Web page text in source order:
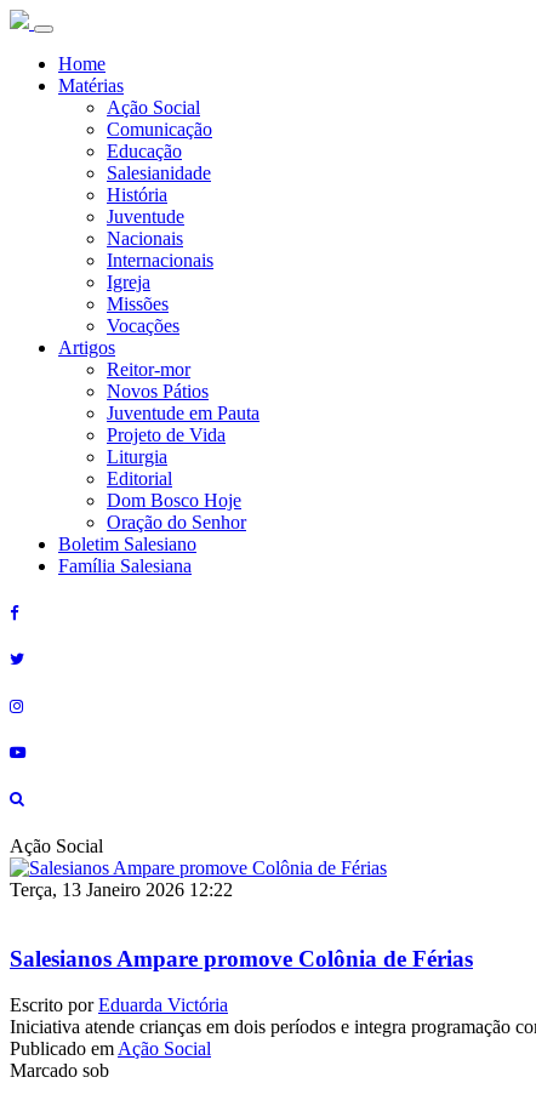
Home
Matérias
Ação Social
Comunicação
Educação
Salesianidade
História
Juventude
Nacionais
Internacionais
Igreja
Missões
Vocações
Artigos
Reitor-mor
Novos Pátios
Juventude em Pauta
Projeto de Vida
Liturgia
Editorial
Dom Bosco Hoje
Oração do Senhor
Boletim Salesiano
Família Salesiana
Ação Social
Terça, 13 Janeiro 2026 12:22
Salesianos Ampare promove Colônia de Férias
Escrito porEduarda Victória
Iniciativa atende crianças em dois períodos e integra programação
Publicado emAção Social
Marcado sob